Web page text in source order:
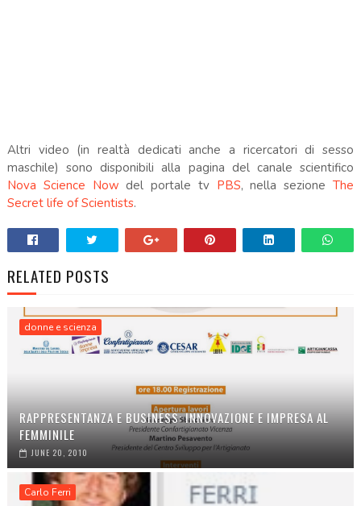
Altri video (in realtà dedicati anche a ricercatori di sesso
maschile) sono disponibili alla pagina del canale scientifico
Nova Science Now del portale tv PBS, nella sezioneThe
Secret life of Scientists.
RELATED POSTS
donne e scienza
RAPPRESENTANZA E BUSINESS: INNOVAZIONE E IMPRESA AL
FEMMINILE
JUNE 20, 2010
Carlo Ferri